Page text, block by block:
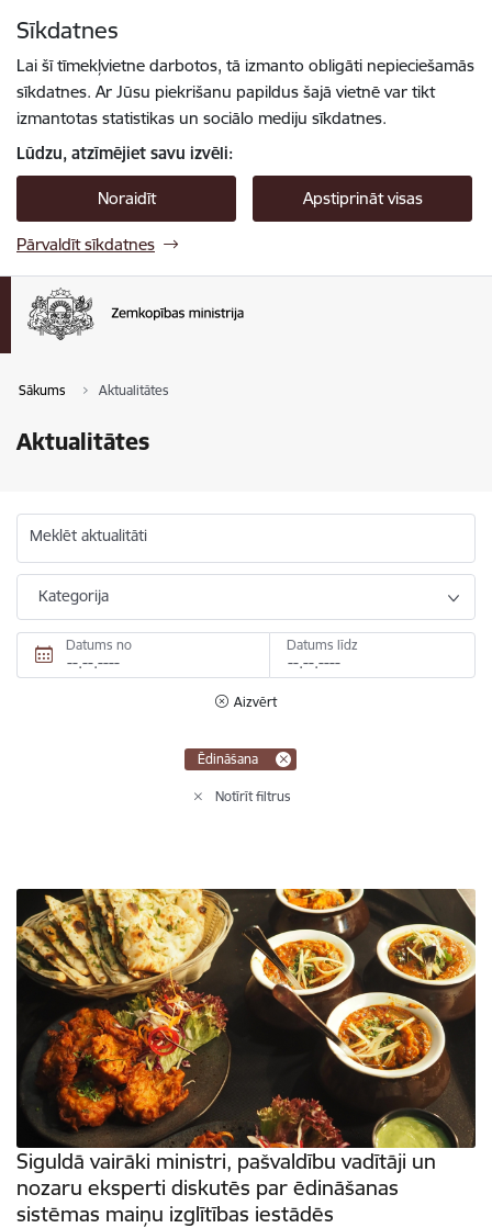
Sīkdatnes
Lai šī tīmekļvietne darbotos, tā izmanto obligāti nepieciešamās
sīkdatnes. Ar Jūsu piekrišanu papildus šajā vietnē var tikt
izmantotas statistikas un sociālo mediju sīkdatnes.
Lūdzu, atzīmējiet savu izvēli:
Noraidīt Apstiprināt visas
Pārvaldīt sīkdatnes
Sākums Aktualitātes
Aktualitātes
Meklēt aktualitāti
Kategorija
Datums no Datums līdz
Aizvērt
Ēdināšana
Notīrīt filtrus
Siguldā vairāki ministri, pašvaldību vadītāji un
nozaru eksperti diskutēs par ēdināšanas
sistēmas maiņu izglītības iestādēs